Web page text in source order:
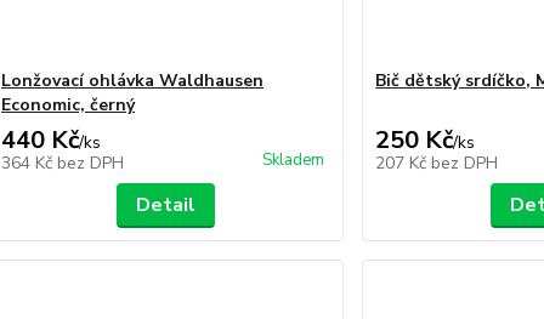
Lonžovací ohlávka Waldhausen
Economic, černý
440 Kč/ks
364 Kč bez DPH Skladem
Detail
Bič dětský srdíčko,
250 Kč/ks
207 Kč bez DPH